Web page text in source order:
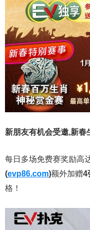
新朋友有机会受邀,新春
每日多场免费赛奖励高
(evp86.com)额外加赠4
格！